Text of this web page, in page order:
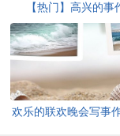
【热门】高兴的事
欢乐的联欢晚会写事